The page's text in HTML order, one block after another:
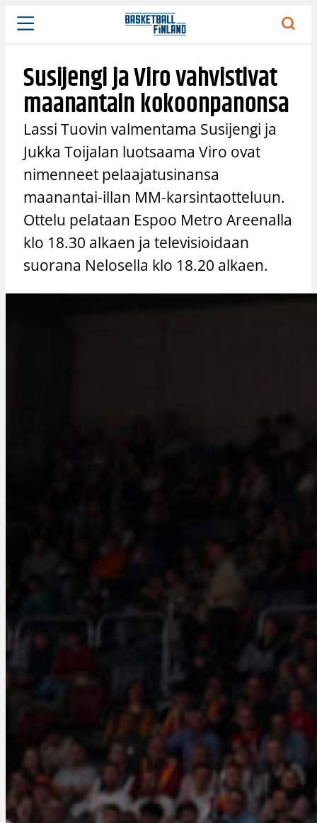
Siirry
sisältöön
Susijengi ja Viro vahvistivat
maanantain kokoonpanonsa
Lassi Tuovin valmentama Susijengi ja
Jukka Toijalan luotsaama Viro ovat
nimenneet pelaajatusinansa
maanantai-illan MM-karsintaotteluun.
Ottelu pelataan Espoo Metro Areenalla
klo 18.30 alkaen ja televisioidaan
suorana Nelosella klo 18.20 alkaen.